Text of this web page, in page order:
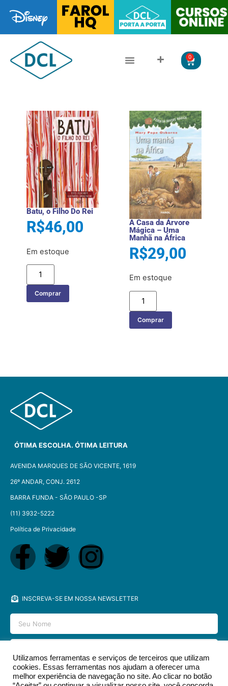
0
Batu, o Filho Do Rei
R$46,00
Em estoque
Comprar
A Casa da Árvore
Mágica – Uma
Manhã na África
R$29,00
Em estoque
Comprar
ÓTIMA ESCOLHA. ÓTIMA LEITURA
AVENIDA MARQUES DE SÃO VICENTE, 1619
26º ANDAR, CONJ. 2612
BARRA FUNDA - SÃO PAULO -SP​
(11) 3932-5222
Política de Privacidade
INSCREVA-SE EM NOSSA NEWSLETTER
ENVIAR
Utilizamos ferramentas e serviços de terceiros que utilizam
cookies. Essas ferramentas nos ajudam a oferecer uma
melhor experiência de navegação no site. Ao clicar no botão